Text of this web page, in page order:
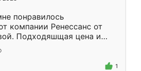
понравилось
компании Ренессанс от
Подходяшщая цена и
изготовления. Приехавший
Владислав
эскизу самый
1